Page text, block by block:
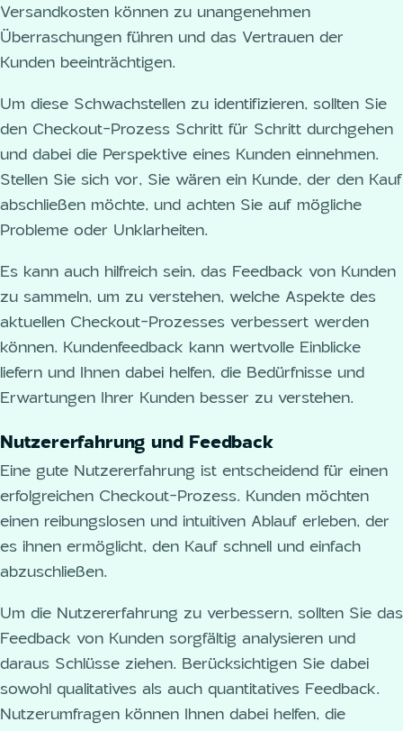
Versandkosten können zu unangenehmen
Überraschungen führen und das Vertrauen der
Kunden beeinträchtigen.
Um diese Schwachstellen zu identifizieren, sollten Sie
den Checkout-Prozess Schritt für Schritt durchgehen
und dabei die Perspektive eines Kunden einnehmen.
Stellen Sie sich vor, Sie wären ein Kunde, der den Kauf
abschließen möchte, und achten Sie auf mögliche
Probleme oder Unklarheiten.
Es kann auch hilfreich sein, das Feedback von Kunden
zu sammeln, um zu verstehen, welche Aspekte des
aktuellen Checkout-Prozesses verbessert werden
können. Kundenfeedback kann wertvolle Einblicke
liefern und Ihnen dabei helfen, die Bedürfnisse und
Erwartungen Ihrer Kunden besser zu verstehen.
Nutzererfahrung und Feedback
Eine gute Nutzererfahrung ist entscheidend für einen
erfolgreichen Checkout-Prozess. Kunden möchten
einen reibungslosen und intuitiven Ablauf erleben, der
es ihnen ermöglicht, den Kauf schnell und einfach
abzuschließen.
Um die Nutzererfahrung zu verbessern, sollten Sie das
Feedback von Kunden sorgfältig analysieren und
daraus Schlüsse ziehen. Berücksichtigen Sie dabei
sowohl qualitatives als auch quantitatives Feedback.
Nutzerumfragen können Ihnen dabei helfen, die